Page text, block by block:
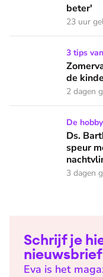
beter'
23 uur
Zomervakantie? Zó
3 tips
de
2 dagen
Ds. Barth is groot
De
Ds.
speur
3 dagen
Schrijf je
nieuwsbrief
Eva is het